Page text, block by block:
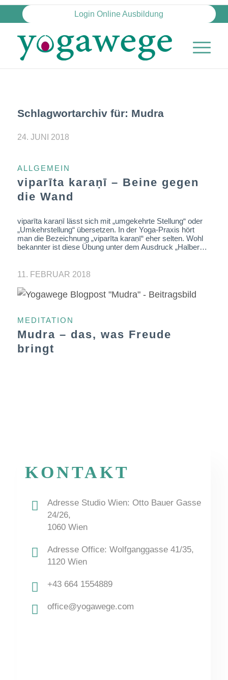
Login Online Ausbildung
Schlagwortarchiv für: Mudra
ALLGEMEIN
viparīta karaṇī – Beine gegen
die Wand
viparīta karaṇī lässt sich mit „umgekehrte Stellung“ oder
„Umkehrstellung“ übersetzen. In der Yoga-Praxis hört
man die Bezeichnung „viparīta karaṇī“ eher selten. Wohl
bekannter ist diese Übung unter dem Ausdruck „Halber…
24. JUNI 2018
MEDITATION
Mudra – das, was Freude
bringt
11. FEBRUAR 2018
KONTAKT
Adresse Studio Wien: Otto Bauer Gasse
24/26,
1060 Wien
Adresse Office: Wolfganggasse 41/35,
1120 Wien
+43 664 1554889
office@yogawege.com